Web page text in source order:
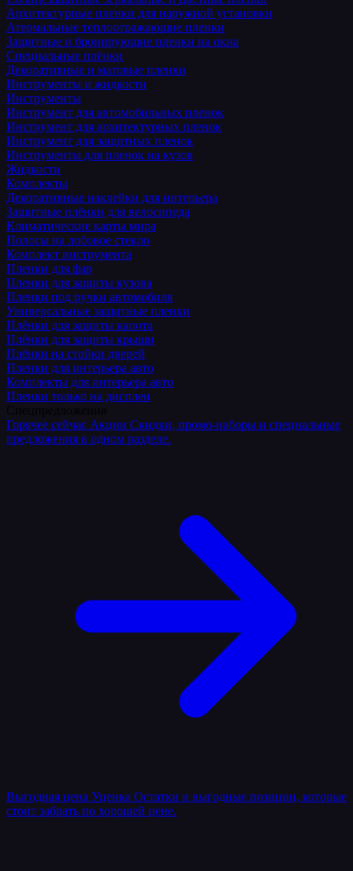
Архитектурные пленки для наружной установки
Атермальные теплоотражающие пленки
Защитные и бронирующие пленки на окна
Специальные плёнки
Декоративные и матовые пленки
Инструменты и жидкости
Инструменты
Инструмент для автомобильных пленок
Инструмент для архитектурных пленок
Инструмент для защитных пленок
Инструменты для пленок на кузов
Жидкости
Комплекты
Декоративные наклейки для интерьера
Защитные плёнки для велосипеда
Климатические карты мира
Полосы на лобовое стекло
Комплект инструмента
Пленки для фар
Пленки для защиты кузова
Пленки под ручки автомобиля
Универсальные защитные пленки
Плёнки для защиты капота
Плёнки для защиты крыши
Плёнки на стойки дверей
Пленки для интерьера авто
Комплекты для интерьера авто
Пленки только на дисплеи
Горячее сейчас Акции Скидки, промо-наборы и специальные
предложения в одном разделе.
Выгодная цена Уценка Остатки и выгодные позиции, которые
стоит забрать по хорошей цене.